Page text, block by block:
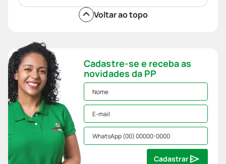
Voltar ao topo
Cadastre-se e receba as
novidades da PP
Cadastrar